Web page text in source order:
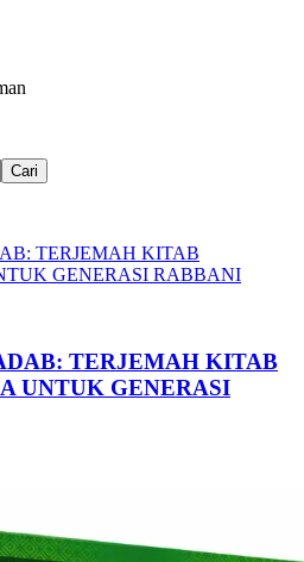
Cari
TERJEMAH KITAB
UNTUK GENERASI